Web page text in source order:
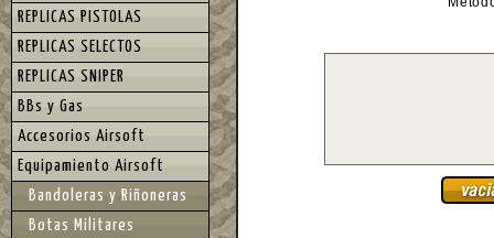
REPLICAS PISTOLAS
REPLICAS SELECTOS
REPLICAS SNIPER
BBs y Gas
Accesorios Airsoft
Equipamiento Airsoft
Bandoleras y Riñoneras
Botas Militares